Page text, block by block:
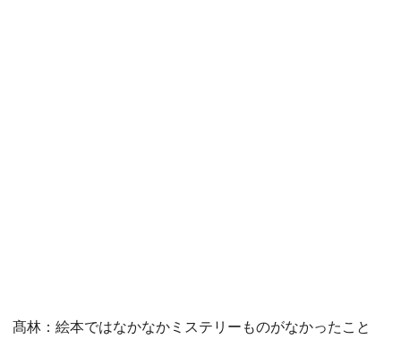
髙林：絵本ではなかなかミステリーものがなかったこと